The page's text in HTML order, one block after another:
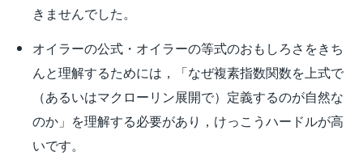
きませんでした。
オイラーの公式・オイラーの等式のおもしろさをきち
んと理解するためには，「なぜ複素指数関数を上式で
（あるいはマクローリン展開で）定義するのが自然な
のか」を理解する必要があり，けっこうハードルが高
いです。